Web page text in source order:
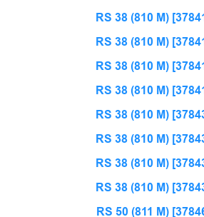
RS 38 (810 M)
RS 38 (810 M)
RS 38 (810 M)
RS 38 (810 M)
RS 38 (810 M)
RS 38 (810 M)
RS 38 (810 M)
RS 38 (810 M)
RS 50 (811 M)